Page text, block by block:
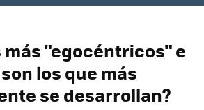
más "egocéntricos" e
los que más
se desarrollan?